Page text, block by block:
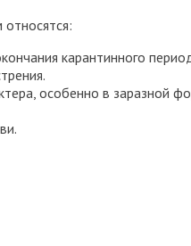
карантинного
особенно в заразной